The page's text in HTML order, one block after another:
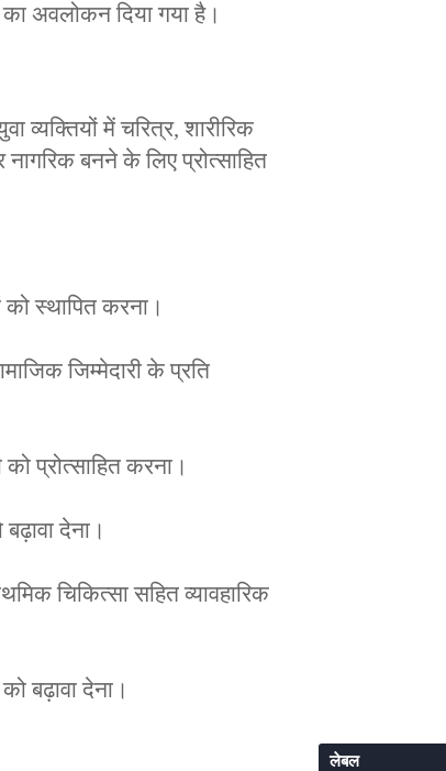
का अवलोकन दिया गया है।
व्यक्तियों में चरित्र, शारीरिक
बनने के लिए प्रोत्साहित
स्थापित करना।
जिम्मेदारी के प्रति
प्रोत्साहित करना।
देना।
चिकित्सा सहित व्यावहारिक
बढ़ावा देना।
लेबल